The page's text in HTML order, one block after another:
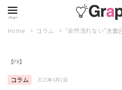
Home コラム “全然流れない”洗
【PR】
コラム 2025年4月2日